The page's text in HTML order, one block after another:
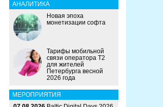
АНАЛИТИКА
Новая эпоха
монетизации софта
Тарифы мобильной
связи оператора Т2
для жителей
Петербурга весной
2026 года
МЕРОПРИЯТИЯ